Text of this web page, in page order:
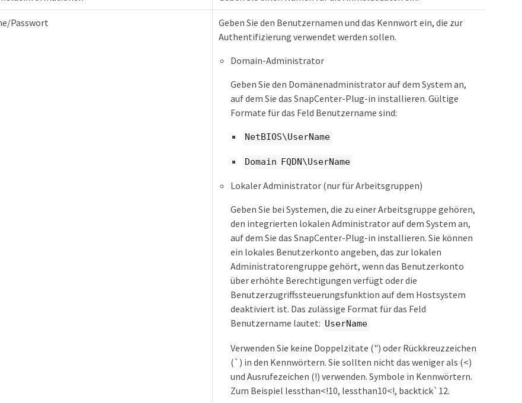
Passwort
Geben Sie den Benutzernamen und das Kennwort ein, die zur
Authentifizierung verwendet werden sollen.
Domain-Administrator
Geben Sie den Domänenadministrator auf dem System an,
auf dem Sie das SnapCenter-Plug-in installieren. Gültige
Formate für das Feld Benutzername sind:
NetBIOS\UserName
Domain FQDN\UserName
Lokaler Administrator (nur für Arbeitsgruppen)
Geben Sie bei Systemen, die zu einer Arbeitsgruppe gehören,
den integrierten lokalen Administrator auf dem System an,
auf dem Sie das SnapCenter-Plug-in installieren. Sie können
ein lokales Benutzerkonto angeben, das zur lokalen
Administratorengruppe gehört, wenn das Benutzerkonto
über erhöhte Berechtigungen verfügt oder die
Benutzerzugriffssteuerungsfunktion auf dem Hostsystem
deaktiviert ist. Das zulässige Format für das Feld
Benutzername lautet: UserName
Verwenden Sie keine Doppelzitate (") oder Rückkreuzzeichen
(`) in den Kennwörtern. Sie sollten nicht das weniger als (<)
und Ausrufezeichen (!) verwenden. Symbole in Kennwörtern.
Zum Beispiel lessthan<!10, lessthan10<!, backtick`12.